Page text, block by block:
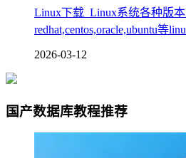
Linux下载_Linux系统各种版
redhat,centos,oracle,ubuntu等
2026-03-12
国产数据库教程推荐